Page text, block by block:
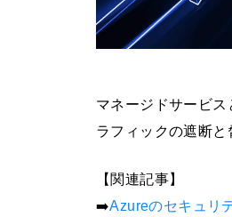
マネージドサービ
ラフィックの遮断
【関連記事】
➡️Azureのセキュリ